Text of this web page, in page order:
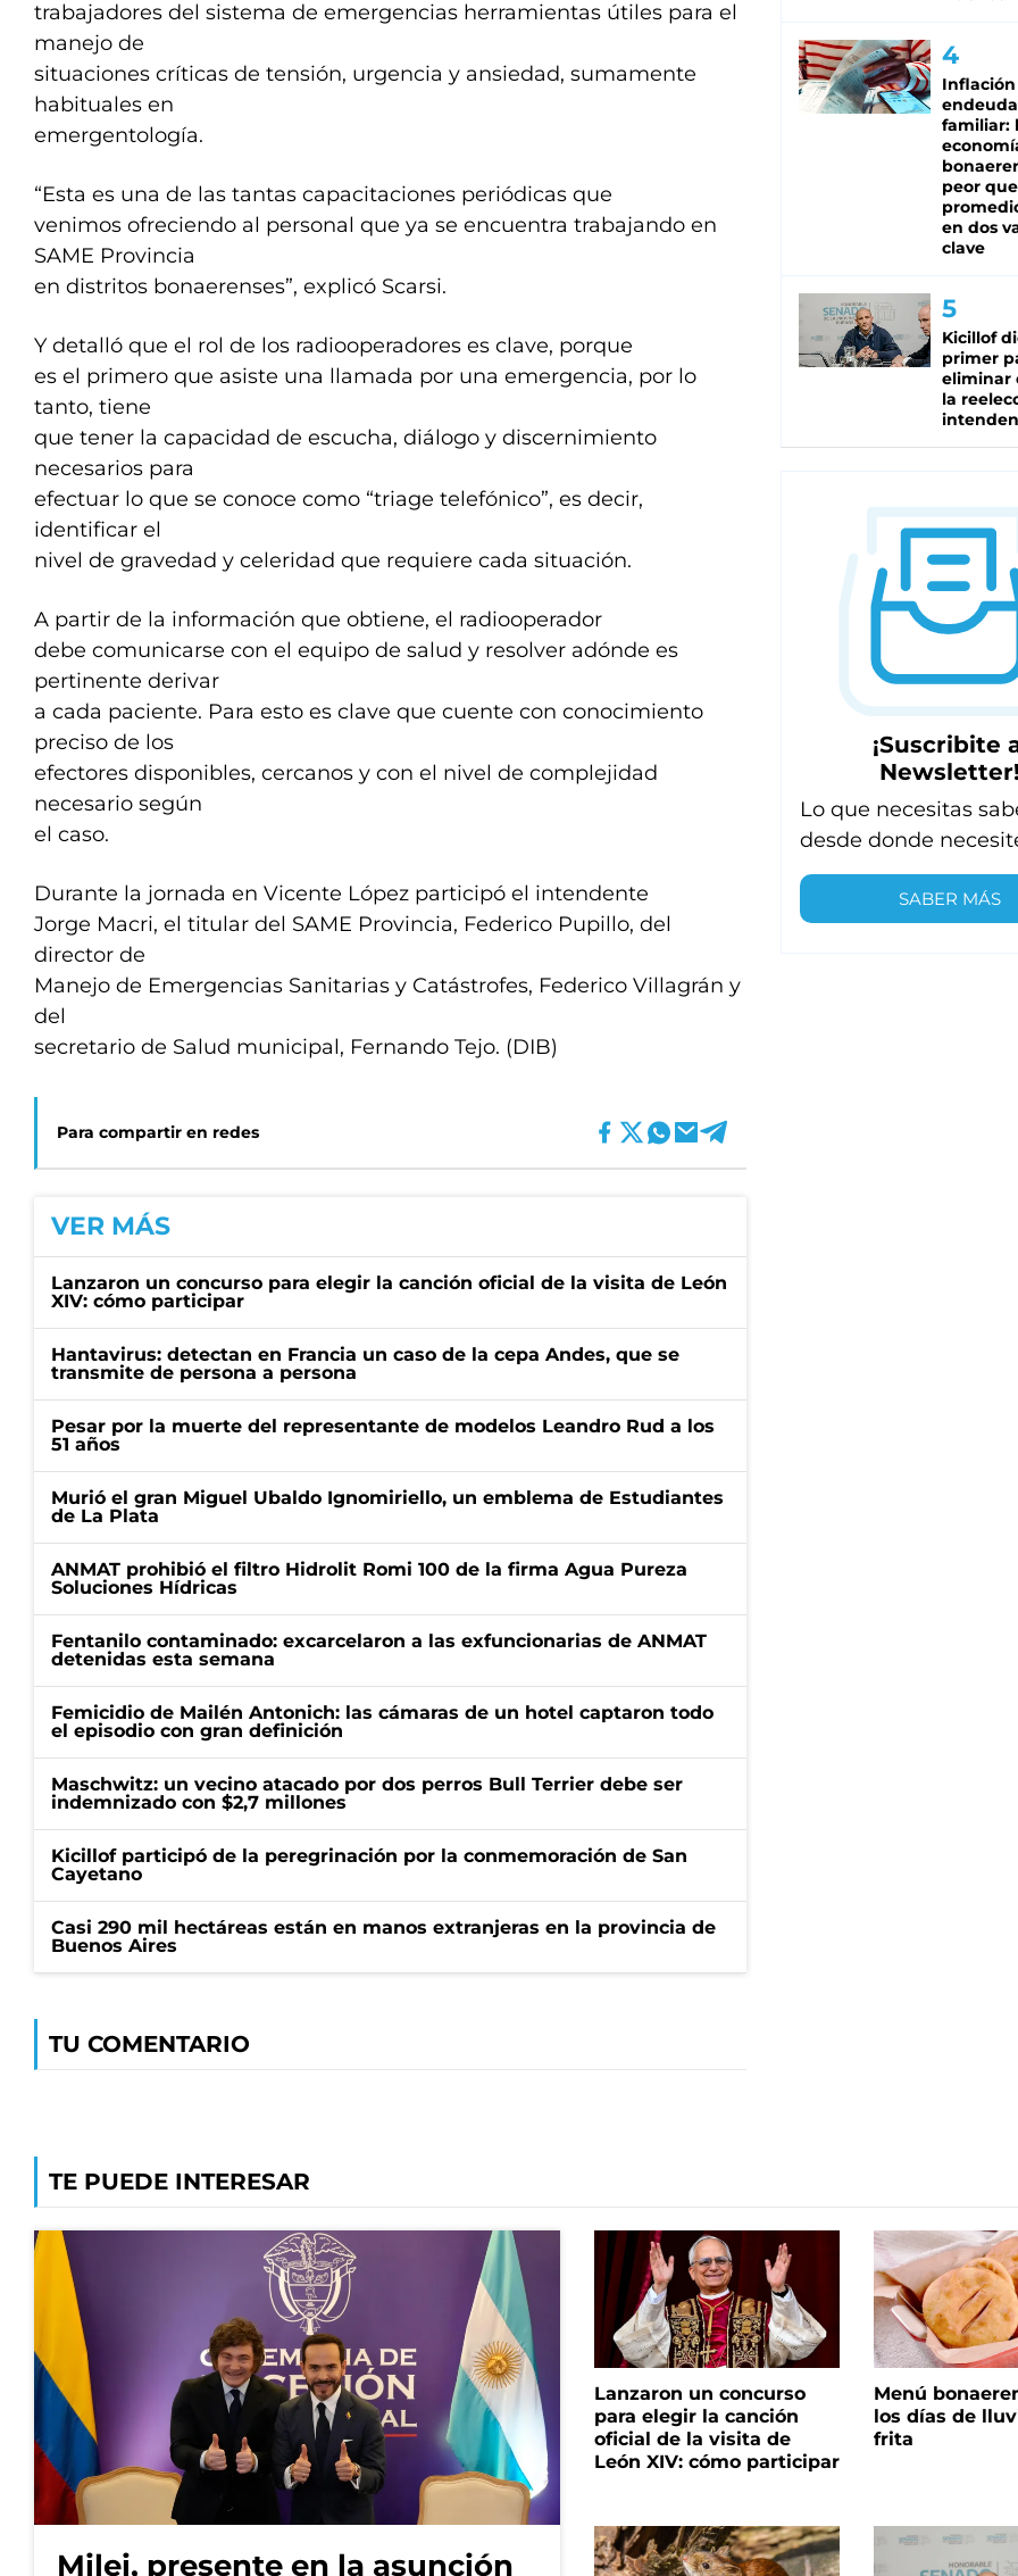
trabajadores del sistema de emergencias herramientas útiles para el
manejo de
situaciones críticas de tensión, urgencia y ansiedad, sumamente
habituales en
emergentología.
“Esta es una de las tantas capacitaciones periódicas que
venimos ofreciendo al personal que ya se encuentra trabajando en
SAME Provincia
en distritos bonaerenses”, explicó Scarsi.
Y detalló que el rol de los radiooperadores es clave, porque
es el primero que asiste una llamada por una emergencia, por lo
tanto, tiene
que tener la capacidad de escucha, diálogo y discernimiento
necesarios para
efectuar lo que se conoce como “triage telefónico”, es decir,
identificar el
nivel de gravedad y celeridad que requiere cada situación.
A partir de la información que obtiene, el radiooperador
debe comunicarse con el equipo de salud y resolver adónde es
pertinente derivar
a cada paciente. Para esto es clave que cuente con conocimiento
preciso de los
efectores disponibles, cercanos y con el nivel de complejidad
necesario según
el caso.
Durante la jornada en Vicente López participó el intendente
Jorge Macri, el titular del SAME Provincia, Federico Pupillo, del
director de
Manejo de Emergencias Sanitarias y Catástrofes, Federico Villagrán y
del
secretario de Salud municipal, Fernando Tejo. (DIB)
Para compartir en redes
VER MÁS
Lanzaron un concurso para elegir la canción oficial de la visita de León
XIV: cómo participar
Hantavirus: detectan en Francia un caso de la cepa Andes, que se
transmite de persona a persona
Pesar por la muerte del representante de modelos Leandro Rud a los
51 años
Murió el gran Miguel Ubaldo Ignomiriello, un emblema de Estudiantes
de La Plata
ANMAT prohibió el filtro Hidrolit Romi 100 de la firma Agua Pureza
Soluciones Hídricas
Fentanilo contaminado: excarcelaron a las exfuncionarias de ANMAT
detenidas esta semana
Femicidio de Mailén Antonich: las cámaras de un hotel captaron todo
el episodio con gran definición
Maschwitz: un vecino atacado por dos perros Bull Terrier debe ser
indemnizado con $2,7 millones
Kicillof participó de la peregrinación por la conmemoración de San
Cayetano
Casi 290 mil hectáreas están en manos extranjeras en la provincia de
Buenos Aires
TU COMENTARIO
Inflación
familiar:
peor
en dos
clave
Kicillof
primer
eliminar
la
¡Suscribite
Newsletter!
Lo que necesitas
desde donde
SABER MÁS
TE PUEDE INTERESAR
Milei, presente en la asunción
Lanzaron un concurso
para elegir la canción
oficial de la visita de
León XIV: cómo participar
Menú
los días de
frita